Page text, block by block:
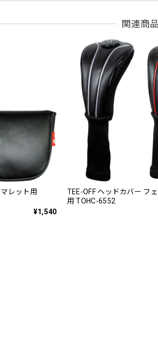
関連商品
レット用
¥1,540
TEE-OFF ヘッドカバー フ
用 TOHC-6552